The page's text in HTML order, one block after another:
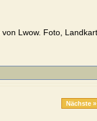
Lwow. Foto,
Nächste »